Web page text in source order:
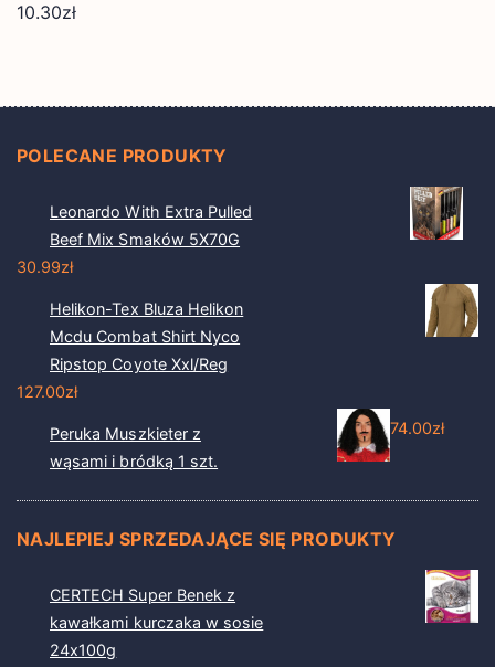
10.30zł
POLECANE PRODUKTY
Leonardo With Extra Pulled
Beef Mix Smaków 5X70G
30.99zł
Helikon-Tex Bluza Helikon
Mcdu Combat Shirt Nyco
Ripstop Coyote Xxl/Reg
127.00zł
Peruka Muszkieter z
wąsami i bródką 1 szt.
74.00zł
NAJLEPIEJ SPRZEDAJĄCE SIĘ PRODUKTY
CERTECH Super Benek z
kawałkami kurczaka w sosie
24x100g